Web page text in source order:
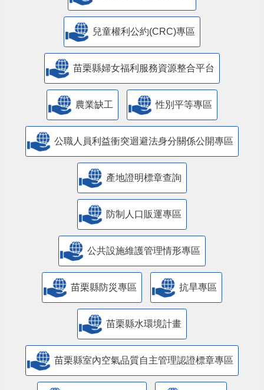
兒童權利公約(CRC)專區
苗栗縣婦女福利服務資源整合平台
農業缺工 性別平等專區
公職人員利益衝突迴避法身分關係公開專區
產地證明標章查詢
防制人口販運專區
​公共設施維護管理情形專區
苗栗縣防災專區 抗旱專區
苗栗縣水環境計畫
苗栗縣室內空氣品質自主管理認證標章專區